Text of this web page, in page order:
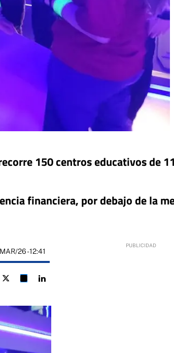
150 centros educativos de
financiera, por debajo de la
26- 12:41